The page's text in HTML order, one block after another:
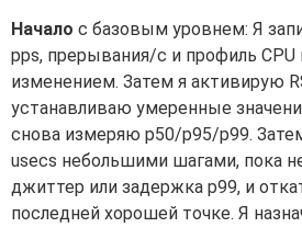
Начало с базовым уровнем: Я
pps, прерывания/с и профиль
изменением. Затем я активирую
устанавливаю умеренные
снова измеряю p50/p95/p99.
usecs небольшими шагами, пока
джиттер или задержка p99, и
последней хорошей точке. Я